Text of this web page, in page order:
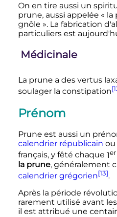
On en tire aussi un
prune, aussi appelée « la
gnôle ». La fabrication
particuliers est
Médicinale
La prune a des vertus
soulager la constipation
Prénom
Prune est aussi un
calendrier républicain ou
français, y fêté chaque 1er
la prune, généralement
calendrier grégorien[13].
Après la période
rarement utilisé avant les
il est attribué une